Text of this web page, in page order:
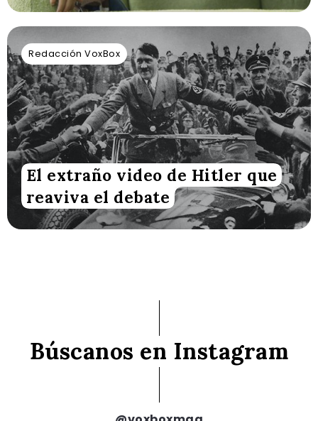
Redacción VoxBox
El extraño video de Hitler que
reaviva el debate
Búscanos en Instagram